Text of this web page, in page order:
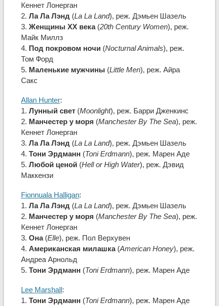
Кеннет Лонерган
2. Ла Ла Лэнд (La La Land), реж. Дэмьен Шазель
3. Женщины ХХ века(20th Century Women), реж.
Майк Миллз
4. Под покровом ночи(Nocturnal Animals), реж.
Том Форд
5. Маленькие мужчины (Little Men), реж. Айра
Сакс
Allan Hunter:
1. Лунный свет(Moonlight), реж. Барри Дженкинс
2. Манчестер у моря (Manchester By The Sea), реж.
Кеннет Лонерган
3. Ла Ла Лэнд (La La Land), реж. Дэмьен Шазель
4. Тони Эрдманн (Toni Erdmann), реж. Марен Аде
5. Любой ценой(Hell or High Water), реж. Дэвид
Маккензи
Fionnuala Halligan:
1. Ла Ла Лэнд (La La Land), реж. Дэмьен Шазель
2. Манчестер у моря (Manchester By The Sea), реж.
Кеннет Лонерган
3. Она(Elle), реж. Пол Верхувен
4. Американская милашка(American Honey), реж.
Андреа Арнольд
5. Тони Эрдманн (Toni Erdmann), реж. Марен Аде
Lee Marshall:
1. Тони Эрдманн (Toni Erdmann), реж. Марен Аде